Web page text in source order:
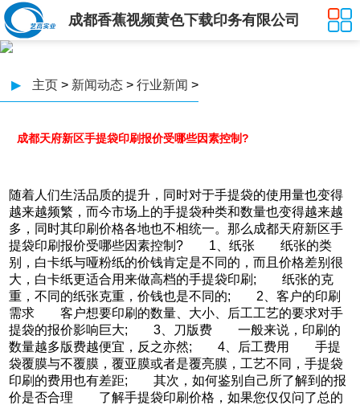
成都香蕉视频黄色下载印务有限公司
▶ 主页 > 新闻动态 > 行业新闻 >
成都天府新区手提袋印刷报价受哪些因素控制?
随着人们生活品质的提升，同时对于手提袋的使用量也变得
越来越频繁，而今市场上的手提袋种类和数量也变得越来越
多，同时其印刷价格各地也不相统一。那么成都天府新区手
提袋印刷报价受哪些因素控制? 1、纸张 纸张的类
别，白卡纸与哑粉纸的价钱肯定是不同的，而且价格差别很
大，白卡纸更适合用来做高档的手提袋印刷; 纸张的克
重，不同的纸张克重，价钱也是不同的; 2、客户的印刷
需求 客户想要印刷的数量、大小、后工工艺的要求对手
提袋的报价影响巨大; 3、刀版费 一般来说，印刷的
数量越多版费越便宜，反之亦然; 4、后工费用 手提
袋覆膜与不覆膜，覆亚膜或者是覆亮膜，工艺不同，手提袋
印刷的费用也有差距; 其次，如何鉴别自己所了解到的报
价是否合理 了解手提袋印刷价格，如果您仅仅问了总的